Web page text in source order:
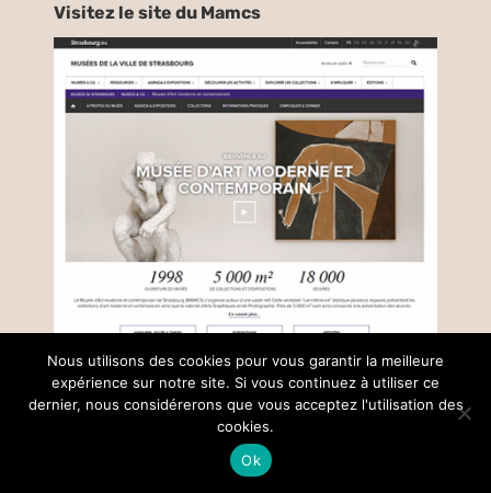
Visitez le site du Mamcs
© Copyright –2026 |Mentions légales | Tous droits réservés |
Collectif Insight
Nous utilisons des cookies pour vous garantir la meilleure
expérience sur notre site. Si vous continuez à utiliser ce
dernier, nous considérerons que vous acceptez l'utilisation des
cookies.
Ok